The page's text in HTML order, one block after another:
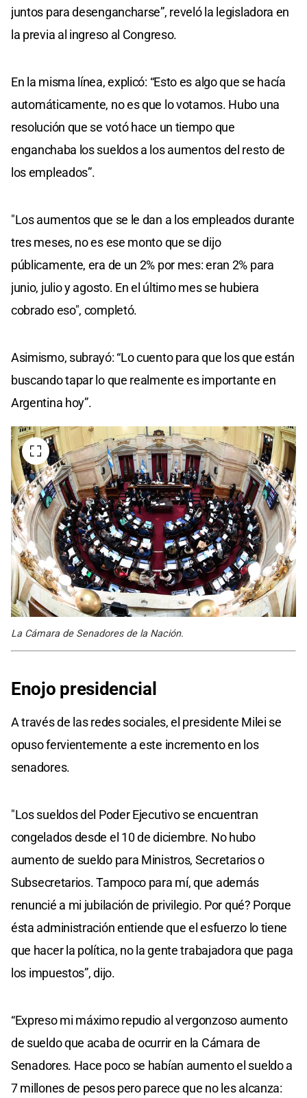
juntos para desengancharse”, reveló la legisladora en
la previa al ingreso al Congreso.
En la misma línea, explicó: “Esto es algo que se hacía
automáticamente, no es que lo votamos. Hubo una
resolución que se votó hace un tiempo que
enganchaba los sueldos a los aumentos del resto de
los empleados”.
"Los aumentos que se le dan a los empleados durante
tres meses, no es ese monto que se dijo
públicamente, era de un 2% por mes: eran 2% para
junio, julio y agosto. En el último mes se hubiera
cobrado eso", completó.
Asimismo, subrayó: “Lo cuento para que los que están
buscando tapar lo que realmente es importante en
Argentina hoy”.
La Cámara de Senadores de la Nación.
Enojo presidencial
A través de las redes sociales, el presidente Milei se
opuso fervientemente a este incremento en los
senadores.
"Los sueldos del Poder Ejecutivo se encuentran
congelados desde el 10 de diciembre. No hubo
aumento de sueldo para Ministros, Secretarios o
Subsecretarios. Tampoco para mí, que además
renuncié a mi jubilación de privilegio. Por qué? Porque
ésta administración entiende que el esfuerzo lo tiene
que hacer la política, no la gente trabajadora que paga
los impuestos”, dijo.
“Expreso mi máximo repudio al vergonzoso aumento
de sueldo que acaba de ocurrir en la Cámara de
Senadores. Hace poco se habían aumento el sueldo a
7 millones de pesos pero parece que no les alcanza: